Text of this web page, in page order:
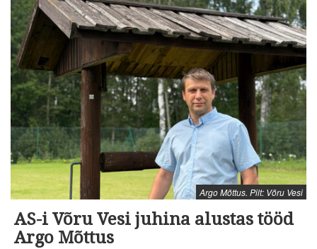
Argo Mõttus. Pilt: Võru Vesi
AS-i Võru Vesi juhina alustas tööd
Argo Mõttus